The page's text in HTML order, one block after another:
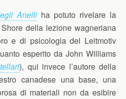
Anelli ha potuto rivelare la
della lezione wagneriana
e di psicologia del Leitmotiv
esperito da John Williams
), qui invece l’autore della
canadese una base, una
di materiali non da esibire